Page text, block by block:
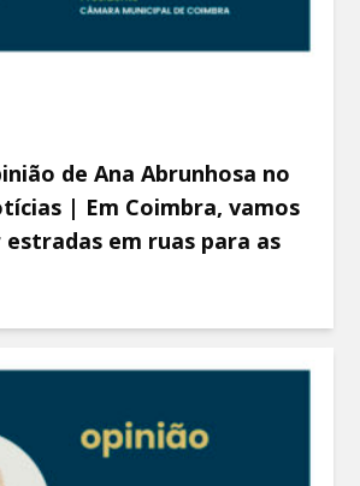
de Ana Abrunhosa no
| Em Coimbra, vamos
em ruas para as